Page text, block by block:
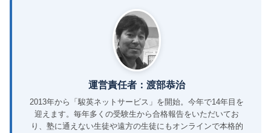
運営責任者：渡部恭治
2013年から「駿英ネットサービス」を開始。今年で14年目を
迎えます。毎年多くの受験生から合格報告をいただいてお
り、塾に通えない生徒や遠方の生徒にもオンラインで本格的